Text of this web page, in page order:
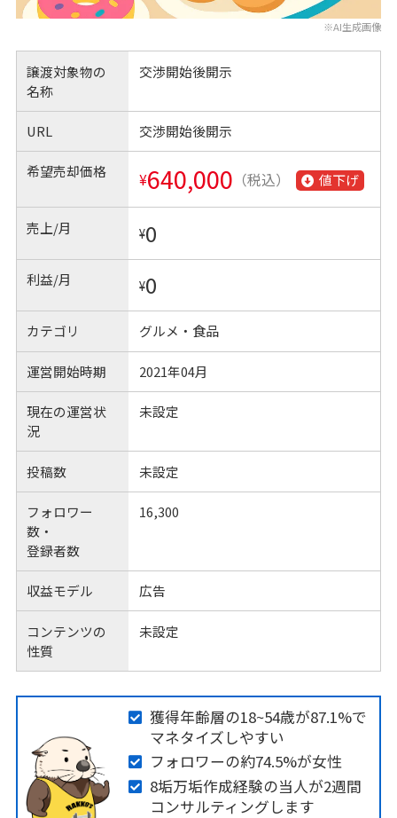
※AI生成画像
譲渡対象物の
名称
交渉開始後開示
URL 交渉開始後開示
希望売却価格 ¥640,000 （税込） 値下げ
売上/月 ¥0
利益/月 ¥0
カテゴリ グルメ・食品
運営開始時期 2021年04月
現在の運営状
況
未設定
投稿数 未設定
フォロワー
数・
登録者数
16,300
収益モデル 広告
コンテンツの
性質
未設定
獲得年齢層の18~54歳が87.1%で
マネタイズしやすい
フォロワーの約74.5%が女性
8垢万垢作成経験の当人が2週間
コンサルティングします